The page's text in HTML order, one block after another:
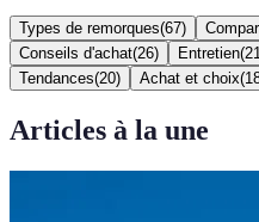
Types de remorques(67)
Conseils d'achat(26) Entretien(21
Tendances(20) Achat et choix(
Articles à la une